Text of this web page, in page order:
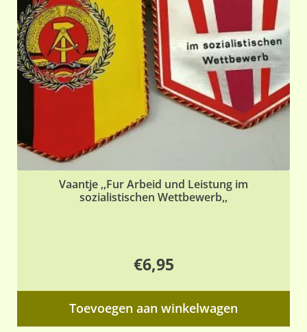
Vaantje ,,Fur Arbeid und Leistung im
sozialistischen Wettbewerb,,
€6,95
Toevoegen aan winkelwagen